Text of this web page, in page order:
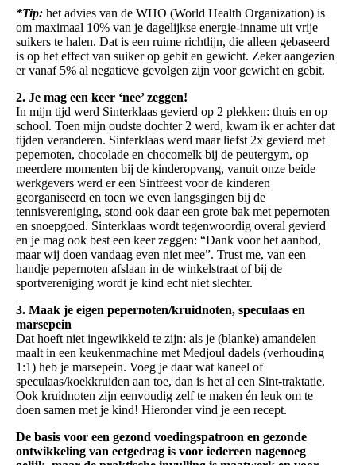
*Tip: het advies van de WHO (World Health Organization) is
om maximaal 10% van je dagelijkse energie-inname uit vrije
suikers te halen. Dat is een ruime richtlijn, die alleen gebaseerd
is op het effect van suiker op gebit en gewicht. Zeker aangezien
er vanaf 5% al negatieve gevolgen zijn voor gewicht en gebit.
2. Je mag een keer ‘nee’ zeggen!
In mijn tijd werd Sinterklaas gevierd op 2 plekken: thuis en op
school. Toen mijn oudste dochter 2 werd, kwam ik er achter dat
tijden veranderen. Sinterklaas werd maar liefst 2x gevierd met
pepernoten, chocolade en chocomelk bij de peutergym, op
meerdere momenten bij de kinderopvang, vanuit onze beide
werkgevers werd er een Sintfeest voor de kinderen
georganiseerd en toen we even langsgingen bij de
tennisvereniging, stond ook daar een grote bak met pepernoten
en snoepgoed. Sinterklaas wordt tegenwoordig overal gevierd
en je mag ook best een keer zeggen: “Dank voor het aanbod,
maar wij doen vandaag even niet mee”. Trust me, van een
handje pepernoten afslaan in de winkelstraat of bij de
sportvereniging wordt je kind echt niet slechter.
3. Maak je eigen pepernoten/kruidnoten, speculaas en
marsepein
Dat hoeft niet ingewikkeld te zijn: als je (blanke) amandelen
maalt in een keukenmachine met Medjoul dadels (verhouding
1:1) heb je marsepein. Voeg je daar wat kaneel of
speculaas/koekkruiden aan toe, dan is het al een Sint-traktatie.
Ook kruidnoten zijn eenvoudig zelf te maken én leuk om te
doen samen met je kind! Hieronder vind je een recept.
De basis voor een gezond voedingspatroon en gezonde
ontwikkeling van eetgedrag is voor iedereen nagenoeg